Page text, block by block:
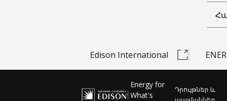
Edison International
Energy for
What's
Դրույթներ և